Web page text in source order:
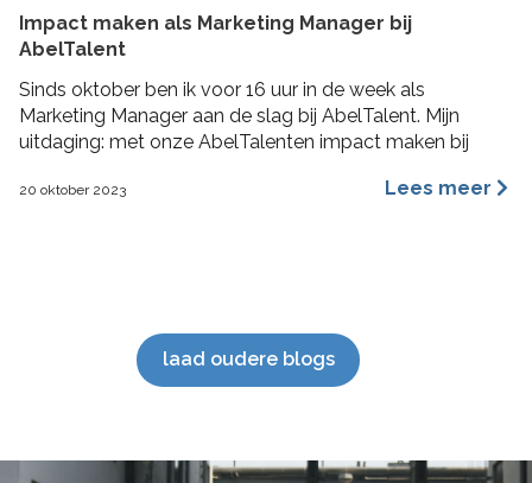
Impact maken als Marketing Manager bij
AbelTalent
Sinds oktober ben ik voor 16 uur in de week als
Marketing Manager aan de slag bij AbelTalent. Mijn
uitdaging: met onze AbelTalenten impact maken bij
voornamelijk bezig houden met branding, content
20 oktober 2023 Lees meer
laad oudere blogs